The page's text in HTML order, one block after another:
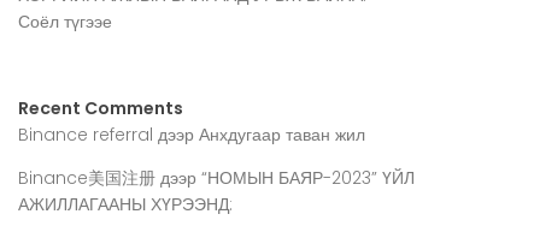
Соёл түгээе
Recent Comments
Binance referral дээр Анхдугаар таван жил
Binance美国注册 дээр “НОМЫН БАЯР-2023” ҮЙЛ
АЖИЛЛАГААНЫ ХҮРЭЭНД: